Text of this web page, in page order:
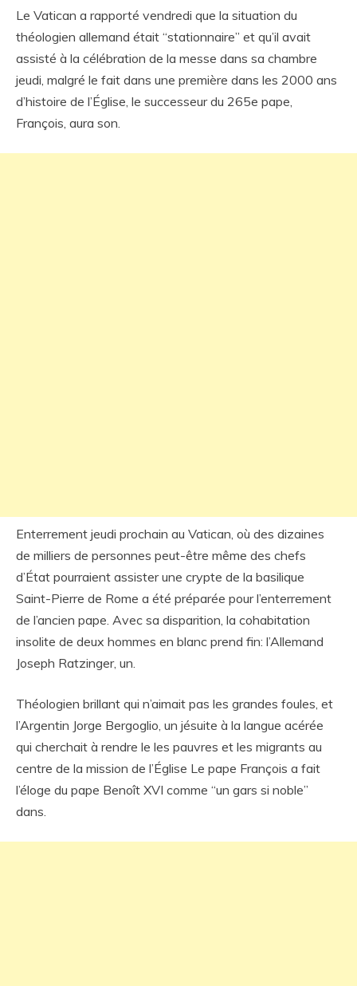
Le Vatican a rapporté vendredi que la situation du
théologien allemand était “stationnaire” et qu’il avait
assisté à la célébration de la messe dans sa chambre
jeudi, malgré le fait dans une première dans les 2000 ans
d’histoire de l’Église, le successeur du 265e pape,
François, aura son.
Enterrement jeudi prochain au Vatican, où des dizaines
de milliers de personnes peut-être même des chefs
d’État pourraient assister une crypte de la basilique
Saint-Pierre de Rome a été préparée pour l’enterrement
de l’ancien pape. Avec sa disparition, la cohabitation
insolite de deux hommes en blanc prend fin: l’Allemand
Joseph Ratzinger, un.
Théologien brillant qui n’aimait pas les grandes foules, et
l’Argentin Jorge Bergoglio, un jésuite à la langue acérée
qui cherchait à rendre le les pauvres et les migrants au
centre de la mission de l’Église Le pape François a fait
l’éloge du pape Benoît XVI comme “un gars si noble”
dans.